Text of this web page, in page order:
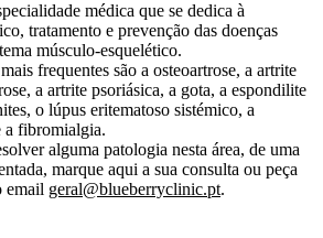
médica que se dedica à
tratamento e prevenção das doenças
músculo-esquelético.
frequentes são a osteoartrose, a artrite
a artrite psoriásica, a gota, a espondilite
o lúpus eritematoso sistémico, a
a fibromialgia.
alguma patologia nesta área, de uma
marque aqui a sua consulta ou peça
email geral@blueberryclinic.pt.